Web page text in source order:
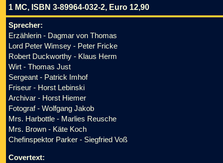
1 MC, ISBN 3-89964-032-2, Euro 12,90
Sprecher:
Erzählerin - Dagmar von Thomas
Lord Peter Wimsey - Peter Fricke
Robert Duckworthy - Klaus Herm
Wirt - Thomas Just
Sergeant - Patrick Imhof
Friseur - Horst Lebinski
Archivar - Horst Hiemer
Fotograf - Wolfgang Jakob
Mrs. Harbottle - Marlies Reusche
Mrs. Brown - Käte Koch
Chefinspektor Parker - Siegfried Voß
Covertext: